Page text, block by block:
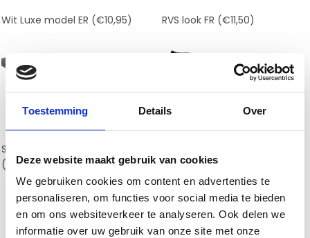
Toestemming Details Over
Deze website maakt gebruik van cookies
We gebruiken cookies om content en advertenties te
personaliseren, om functies voor social media te bieden
en om ons websiteverkeer te analyseren. Ook delen we
informatie over uw gebruik van onze site met onze
Wit Luxe model ER (€10,95) RVS look FR (€11,50)
Staal robuust model GR
(€11,50)